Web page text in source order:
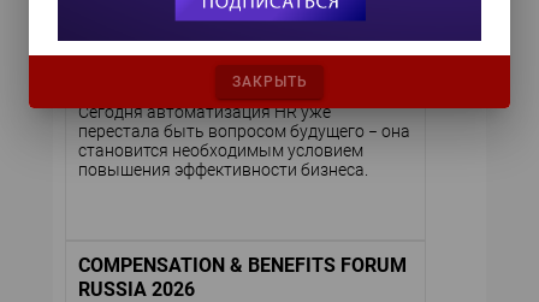
Дата проведения:8 октября 2026
Место проведения: Москва, Radisson Blu
Belorusskaya
Quorum Conference
Сегодня автоматизация HR уже
перестала быть вопросом будущего − она
становится необходимым условием
повышения эффективности бизнеса.
COMPENSATION & BENEFITS FORUM
RUSSIA 2026
ЗАКРЫТЬ